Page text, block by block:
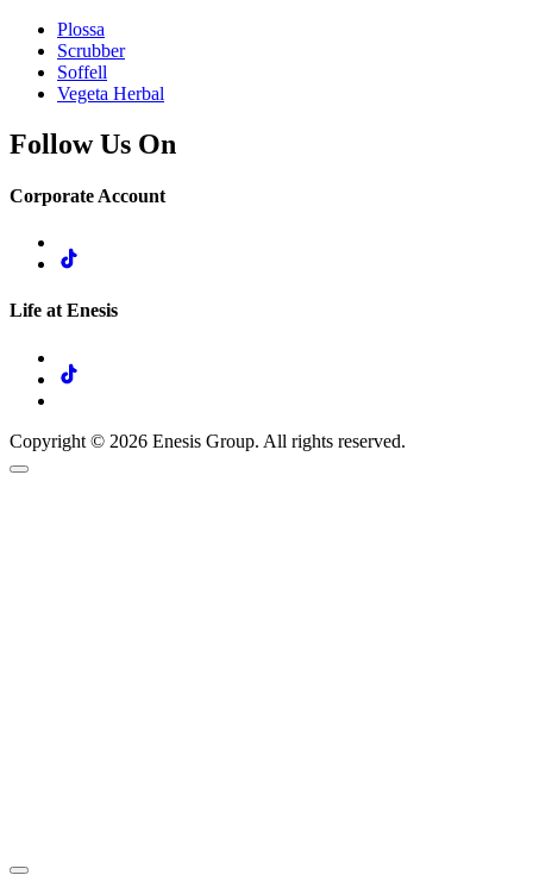
Plossa
Scrubber
Soffell
Vegeta Herbal
Follow Us On
Corporate Account
Life at Enesis
Copyright © 2026 Enesis Group. All rights reserved.